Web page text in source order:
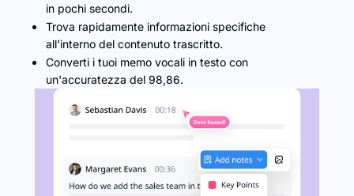
in pochi secondi.
Trova rapidamente informazioni specifiche
all'interno del contenuto trascritto.
Converti i tuoi memo vocali in testo con
un'accuratezza del 98,86.